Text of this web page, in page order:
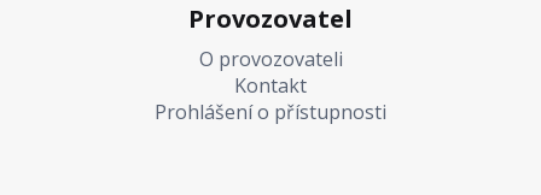
Provozovatel
O provozovateli
Kontakt
Prohlášení o přístupnosti